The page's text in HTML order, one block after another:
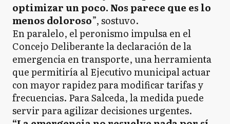
optimizar un poco. Nos parece que es lo
menos doloroso”, sostuvo.
En paralelo, el peronismo impulsa en el
Concejo Deliberante la declaración de la
emergencia en transporte, una herramienta
que permitiría al Ejecutivo municipal actuar
con mayor rapidez para modificar tarifas y
frecuencias. Para Salceda, la medida puede
servir para agilizar decisiones urgentes.